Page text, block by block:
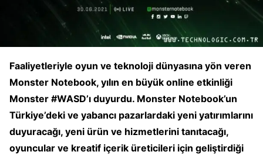
Faaliyetleriyle oyun ve teknoloji dünyasına yön veren
Monster Notebook, yılın en büyük online etkinliği
Monster #WASD’ı duyurdu. Monster Notebook’un
Türkiye’deki ve yabancı pazarlardaki yeni yatırımlarını
duyuracağı, yeni ürün ve hizmetlerini tanıtacağı,
oyuncular ve kreatif içerik üreticileri için geliştirdiği